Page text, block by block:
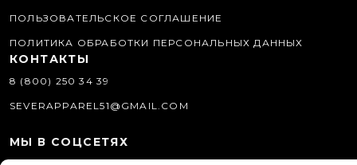
ПОЛЬЗОВАТЕЛЬСКОЕ СОГЛАШЕНИЕ
ПОЛИТИКА ОБРАБОТКИ ПЕРСОНАЛЬНЫХ ДАННЫХ
КОНТАКТЫ
8 (800) 250 34 39
SEVERAPPAREL51@GMAIL.COM
МЫ В СОЦСЕТЯХ